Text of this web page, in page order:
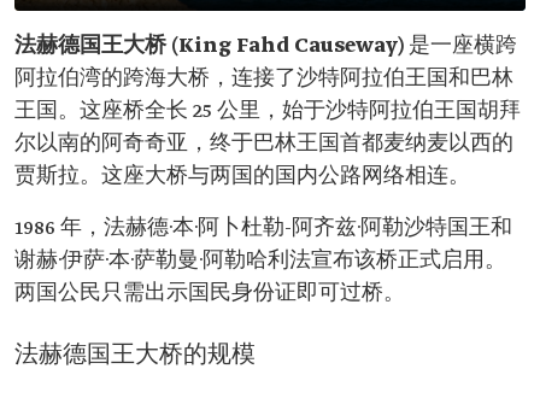
法赫德国王大桥 (King Fahd Causeway) 是一座横跨
阿拉伯湾的跨海大桥，连接了沙特阿拉伯王国和巴林
王国。这座桥全长 25 公里，始于沙特阿拉伯王国胡拜
尔以南的阿奇奇亚，终于巴林王国首都麦纳麦以西的
贾斯拉。这座大桥与两国的国内公路网络相连。
1986 年，法赫德·本·阿卜杜勒-阿齐兹·阿勒沙特国王和
谢赫·伊萨·本·萨勒曼·阿勒哈利法宣布该桥正式启用。
两国公民只需出示国民身份证即可过桥。
法赫德国王大桥的规模